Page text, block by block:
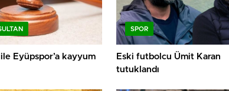
Eyüpspor’a kayyum
SPOR
Eski futbolcu Ümit Karan
tutuklandı